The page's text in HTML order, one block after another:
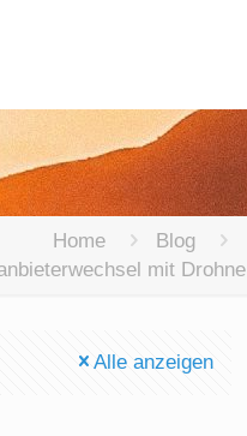
Home
Blog
mit Drohne
Alle anzeigen